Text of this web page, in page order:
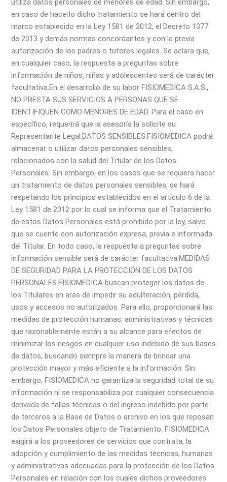
utiliza datos personales de menores de edad. Sin embargo,
en caso de hacerlo dicho tratamiento se hará dentro del
marco establecido en la Ley 1581 de 2012, el Decreto 1377
de 2013 y demás normas concordantes y con la previa
autorización de los padres o tutores legales. Se aclara que,
en cualquier caso, la respuesta a preguntas sobre
información de niños, niñas y adolescentes será de carácter
facultativa.En el desarrollo de su labor FISIOMEDICA S.A.S.,
NO PRESTA SUS SERVICIOS A PERSONAS QUE SE
IDENTIFIQUEN COMO MENORES DE EDAD. Para el caso en
específico, requerirá que la asesoría la solicite su
Representante Legal.DATOS SENSIBLES.FISIOMEDICA podrá
almacenar o utilizar datos personales sensibles,
relacionados con la salud del Titular de los Datos
Personales. Sin embargo, en los casos que se requiera hacer
un tratamiento de datos personales sensibles, se hará
respetando los principios establecidos en el artículo 6 de la
Ley 1581 de 2012 por lo cual se informa que el Tratamiento
de estos Datos Personales está prohibido por la ley, salvo
que se cuente con autorización expresa, previa e informada
del Titular. En todo caso, la respuesta a preguntas sobre
información sensible será de carácter facultativa.MEDIDAS
DE SEGURIDAD PARA LA PROTECCIÓN DE LOS DATOS
PERSONALES.FISIOMEDICA buscan proteger los datos de
los Titulares en aras de impedir su adulteración, pérdida,
usos y accesos no autorizados. Para ello, proporcionará las
medidas de protección humanas, administrativas y técnicas
que razonablemente están a su alcance para efectos de
minimizar los riesgos en cualquier uso indebido de sus bases
de datos, buscando siempre la manera de brindar una
protección mayor y más eficiente a la información. Sin
embargo, FISIOMEDICA no garantiza la seguridad total de su
información ni se responsabiliza por cualquier consecuencia
derivada de fallas técnicas o del ingreso indebido por parte
de terceros a la Base de Datos o archivo en los que reposan
los Datos Personales objeto de Tratamiento. FISIOMEDICA
exigirá a los proveedores de servicios que contrata, la
adopción y cumplimiento de las medidas técnicas, humanas
y administrativas adecuadas para la protección de los Datos
Personales en relación con los cuales dichos proveedores